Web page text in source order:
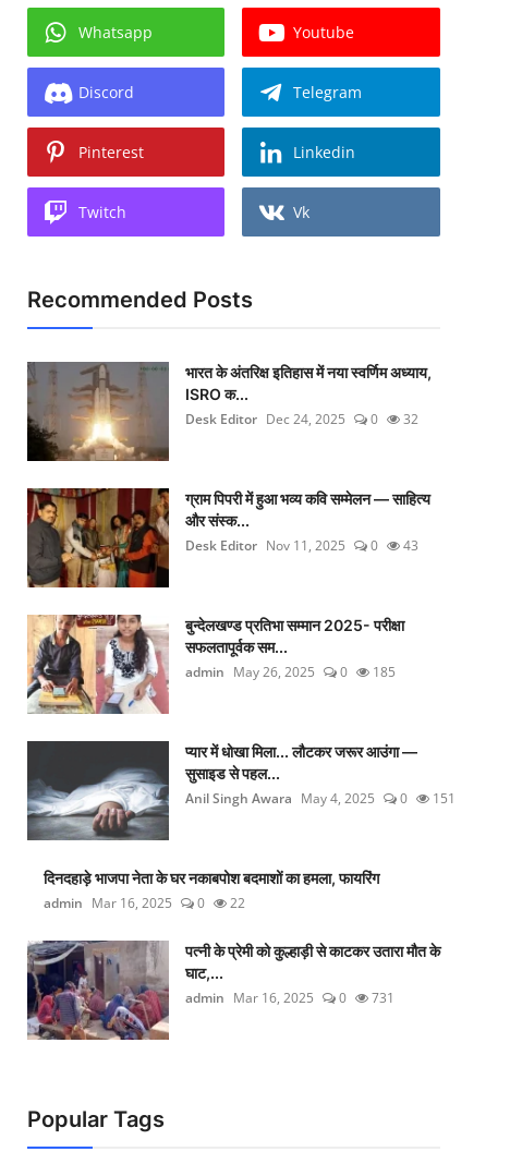
Whatsapp Youtube
Discord Telegram
Pinterest Linkedin
Twitch Vk
Recommended Posts
भारत के अंतरिक्ष इतिहास में नया स्वर्णिम अध्याय,
ISRO क...
Desk Editor Dec 24, 2025 0 32
ग्राम पिपरी में हुआ भव्य कवि सम्मेलन — साहित्य
और संस्क...
Desk Editor Nov 11, 2025 0 43
बुन्देलखण्ड प्रतिभा सम्मान 2025- परीक्षा
सफलतापूर्वक सम...
admin May 26, 2025 0 185
प्यार में धोखा मिला... लौटकर जरूर आउंगा —
सुसाइड से पहल...
Anil Singh Awara May 4, 2025 0 151
दिनदहाड़े भाजपा नेता के घर नकाबपोश बदमाशों का हमला, फायरिंग
admin Mar 16, 2025 0 22
पत्नी के प्रेमी को कुल्हाड़ी से काटकर उतारा मौत के
घाट,...
admin Mar 16, 2025 0 731
Popular Tags